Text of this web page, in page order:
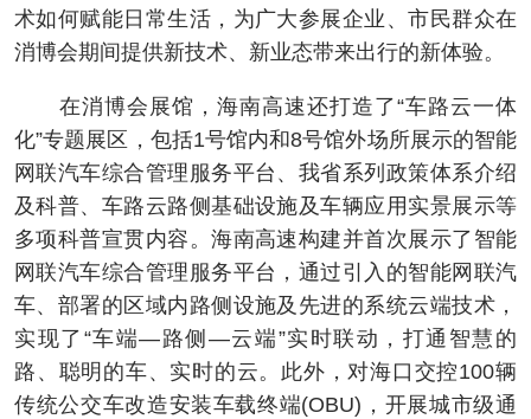
术如何赋能日常生活，为广大参展企业、市民群众在
消博会期间提供新技术、新业态带来出行的新体验。
在消博会展馆，海南高速还打造了“车路云一体
化”专题展区，包括1号馆内和8号馆外场所展示的智能
网联汽车综合管理服务平台、我省系列政策体系介绍
及科普、车路云路侧基础设施及车辆应用实景展示等
多项科普宣贯内容。海南高速构建并首次展示了智能
网联汽车综合管理服务平台，通过引入的智能网联汽
车、部署的区域内路侧设施及先进的系统云端技术，
实现了“车端—路侧—云端”实时联动，打通智慧的
路、聪明的车、实时的云。此外，对海口交控100辆
传统公交车改造安装车载终端(OBU)，开展城市级通